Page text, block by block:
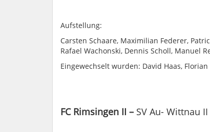
Aufstellung:
Carsten Schaare, Maximilian Federer,
Rafael Wachonski, Dennis Scholl, Manuel
Eingewechselt wurden: David Haas,
FC Rimsingen II – SV Au-